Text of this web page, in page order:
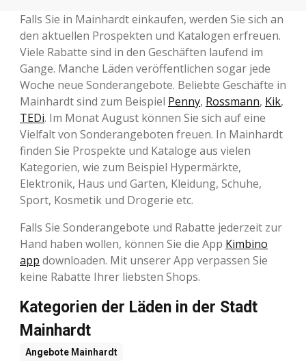
Falls Sie in Mainhardt einkaufen, werden Sie sich an
den aktuellen Prospekten und Katalogen erfreuen.
Viele Rabatte sind in den Geschäften laufend im
Gange. Manche Läden veröffentlichen sogar jede
Woche neue Sonderangebote. Beliebte Geschäfte in
Mainhardt sind zum Beispiel Penny, Rossmann, Kik,
TEDi. Im Monat August können Sie sich auf eine
Vielfalt von Sonderangeboten freuen. In Mainhardt
finden Sie Prospekte und Kataloge aus vielen
Kategorien, wie zum Beispiel Hypermärkte,
Elektronik, Haus und Garten, Kleidung, Schuhe,
Sport, Kosmetik und Drogerie etc.
Falls Sie Sonderangebote und Rabatte jederzeit zur
Hand haben wollen, können Sie die App Kimbino
app downloaden. Mit unserer App verpassen Sie
keine Rabatte Ihrer liebsten Shops.
Kategorien der Läden in der Stadt
Mainhardt
Angebote Mainhardt